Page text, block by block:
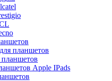
планшетов
Apple IPads